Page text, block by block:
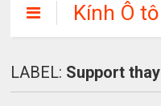
Kính Ô
LABEL: Support